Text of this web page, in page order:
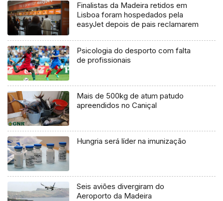
Finalistas da Madeira retidos em
Lisboa foram hospedados pela
easyJet depois de pais reclamarem
Psicologia do desporto com falta
de profissionais
Mais de 500kg de atum patudo
apreendidos no Caniçal
Hungria será líder na imunização
Seis aviões divergiram do
Aeroporto da Madeira